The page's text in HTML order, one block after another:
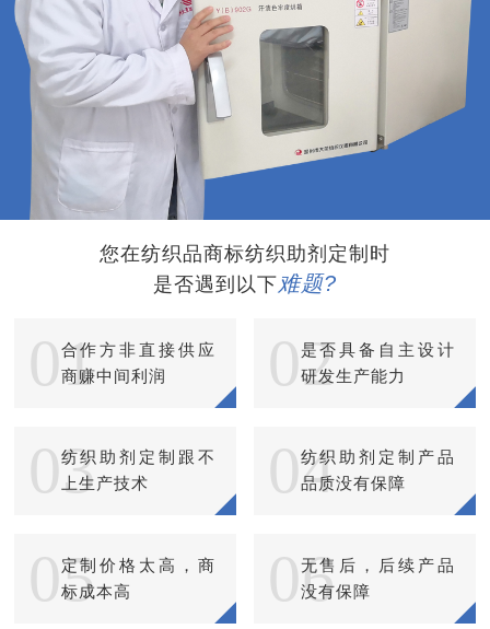
您在纺织品商标纺织助剂定制时
是否遇到以下难题?
01
合作方非直接供应
商赚中间利润
02是否具备自主设计
研发生产能力
03
纺织助剂定制跟不
上生产技术
04
纺织助剂定制产品
品质没有保障
05定制价格太高，商
标成本高
06无售后，后续产品
没有保障